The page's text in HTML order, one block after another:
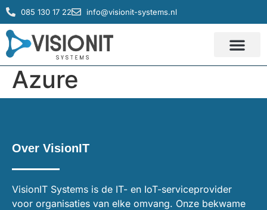
085 130 17 22 info@visionit-systems.nl
Azure
Over VisionIT
VisionIT Systems is de IT- en IoT-serviceprovider
voor organisaties van elke omvang. Onze bekwame